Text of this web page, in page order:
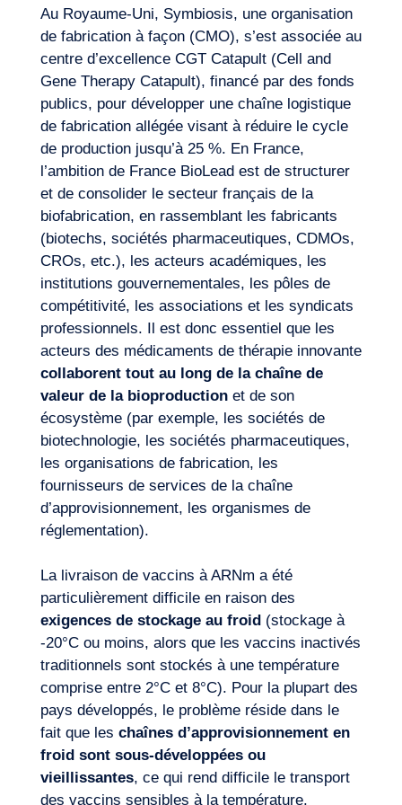
Journal de Bord
Nous contacter
FR
Au Royaume-Uni, Symbiosis, une organisation
de fabrication à façon (CMO), s’est associée au
centre d’excellence CGT Catapult (Cell and
Gene Therapy Catapult), financé par des fonds
publics, pour développer une chaîne logistique
de fabrication allégée visant à réduire le cycle
de production jusqu’à 25 %. En France,
l’ambition de France BioLead est de structurer
et de consolider le secteur français de la
biofabrication, en rassemblant les fabricants
(biotechs, sociétés pharmaceutiques, CDMOs,
CROs, etc.), les acteurs académiques, les
institutions gouvernementales, les pôles de
compétitivité, les associations et les syndicats
professionnels. Il est donc essentiel que les
acteurs des médicaments de thérapie innovante
collaborent tout au long de la chaîne de
valeur de la bioproductionet de son
écosystème (par exemple, les sociétés de
biotechnologie, les sociétés pharmaceutiques,
les organisations de fabrication, les
fournisseurs de services de la chaîne
d’approvisionnement, les organismes de
réglementation).
La livraison de vaccins à ARNm a été
particulièrement difficile en raison des
exigences de stockage au froid(stockage à
-20°C ou moins, alors que les vaccins inactivés
traditionnels sont stockés à une température
comprise entre 2°C et 8°C). Pour la plupart des
pays développés, le problème réside dans le
fait que les chaînes d’approvisionnement en
froid sont sous-développées ou
vieillissantes, ce qui rend difficile le transport
des vaccins sensibles à la température.